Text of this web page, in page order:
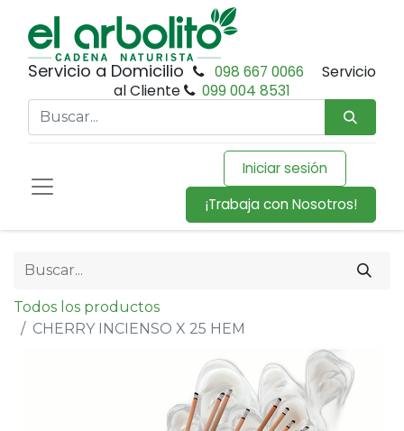
Servicio a Domicilio 098 667 0066
Servicio
al Cliente
099 004 8531
Iniciar sesión
¡Trabaja con Nosotros!
Todos los productos
CHERRY INCIENSO X 25 HEM